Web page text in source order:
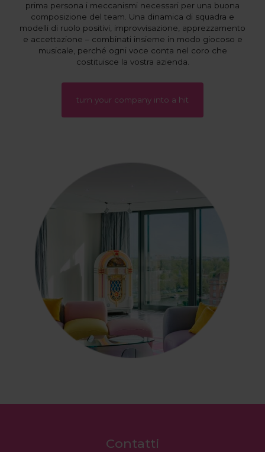
prima persona i meccanismi necessari per una buona
composizione del team. Una dinamica di squadra e
modelli di ruolo positivi, improvvisazione, apprezzamento
e accettazione – combinati insieme in modo giocoso e
musicale, perché ogni voce conta nel coro che
costituisce la vostra azienda.
turn your company into a hit
Contatti